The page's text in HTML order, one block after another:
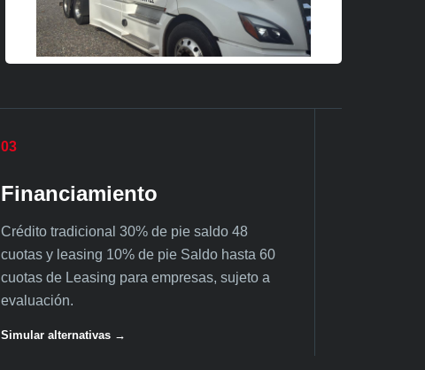
03
Financiamiento
Crédito tradicional 30% de pie saldo 48
cuotas y leasing 10% de pie Saldo hasta 60
cuotas de Leasing para empresas, sujeto a
evaluación.
Simular alternativas →